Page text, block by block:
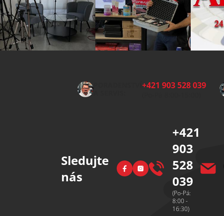
PORADENSTVÍ+421 903 528 039
Sledujte
nás
FacebookInstagram
+421
903
528
039
(Po-Pá:
8:00 -
16:30)